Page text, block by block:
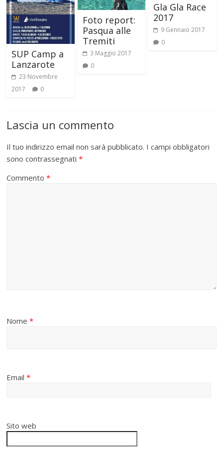
SUP Camp a
Lanzarote
23 Novembre
2017
0
Foto report:
Pasqua alle
Tremiti
3 Maggio 2017
0
Gla Gla Race
2017
9 Gennaio 2017
0
Lascia un commento
Il tuo indirizzo email non sarà pubblicato. I campi obbligatori
sono contrassegnati*
Commento*
Nome*
Email*
Sito web